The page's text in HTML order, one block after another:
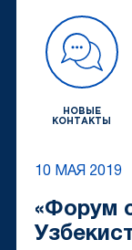
НОВЫЕ
КОНТАКТЫ
10 МАЯ 2019
«Форум